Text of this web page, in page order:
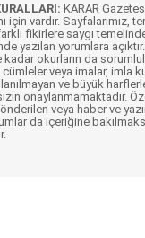
KARAR
için vardır. Sayfalarımız,
fikirlere saygı
yazılan yorumlara
okurların da
veya imalar, imla
ve büyük
onaylanmamaktadır.
veya haber ve
da içeriğine